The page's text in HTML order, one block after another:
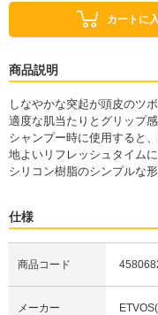
カートに
商品説明
しなやかな突起が頭皮のツ
適度な肌当たりとグリップ感
シャンプー時に使用すると
地よいリフレッシュタイムに
シリコン樹脂のシンプルな
仕様
商品コード
メーカー